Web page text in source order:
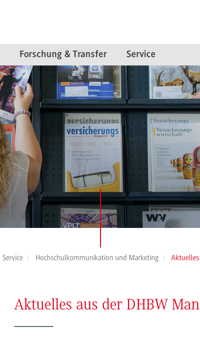
Forschung & Transfer Service
Service Hochschulkommunikation und Marketing Aktuelles
Aktuelles aus der DHBW